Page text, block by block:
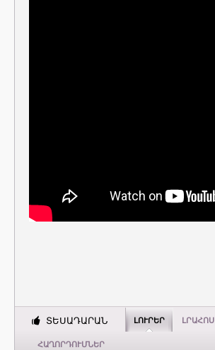
ՏԵՍԱԴԱՐԱՆ ԼՈՒՐԵՐ ԼՐԱՀՈՍ
ՀԱՂՈՐԴՈՒՄՆԵՐ